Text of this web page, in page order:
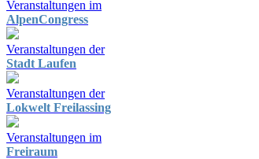
Veranstaltungen im
AlpenCongress
Veranstaltungen der
Stadt Laufen
Veranstaltungen der
Lokwelt Freilassing
Veranstaltungen im
Freiraum